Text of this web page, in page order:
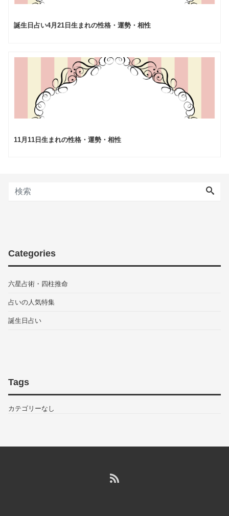
誕生日占い4月21日生まれの性格・運勢・相性
11月11日生まれの性格・運勢・相性
Categories
六星占術・四柱推命
占いの人気特集
誕生日占い
Tags
カテゴリーなし